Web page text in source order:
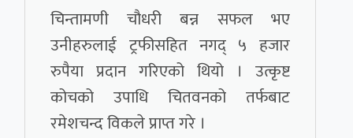
चिन्तामणी चौधरी बन्न सफल भए
उनीहरुलाई ट्रफीसहित नगद् ५ हजार
रुपैया प्रदान गरिएको थियो । उत्कृष्ट
कोचको उपाधि चितवनको तर्फबाट
रमेशचन्द विकले प्राप्त गरे ।